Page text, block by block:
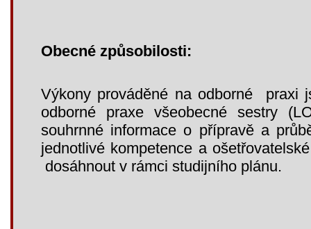
Obecné způsobilosti:
Výkony prováděné na odborné praxi
odborné praxe všeobecné sestry
souhrnné informace o přípravě a
jednotlivé kompetence a
dosáhnout v rámci studijního plánu.